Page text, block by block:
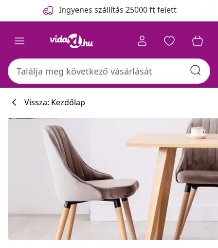
Ingyenes szállítás 25000 ft felett
Vissza: Kezdőlap